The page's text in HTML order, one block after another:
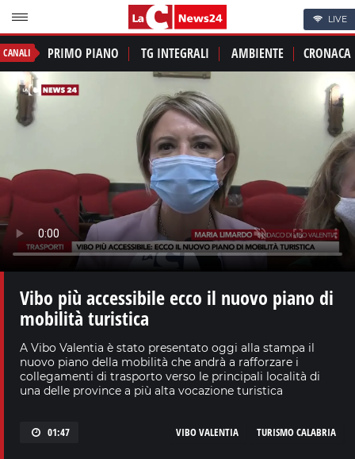
LIVE
CANALI PRIMO PIANO TG INTEGRALI AMBIENTE CRONACA
Vibo più accessibile ecco il nuovo piano di
mobilità turistica
A Vibo Valentia è stato presentato oggi alla stampa il
nuovo piano della mobilità che andrà a rafforzare i
collegamenti di trasporto verso le principali località di
una delle province a più alta vocazione turistica
01:47 TURISMO CALABRIA
VIBO VALENTIA